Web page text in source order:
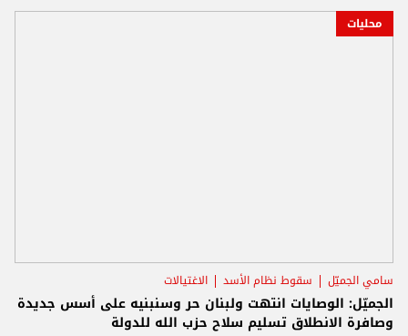
محليات
سامي الجميّل سقوط نظام الأسد الاغتيالات
الجميّل: الوصايات انتهت ولبنان حر وسنبنيه على أسس جديدة
وصافرة الانطلاق تسليم سلاح حزب الله للدولة